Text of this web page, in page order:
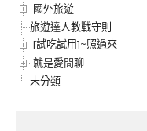
國外旅遊
旅遊達人教戰守則
[試吃試用]~照過來
就是愛閒聊
未分類